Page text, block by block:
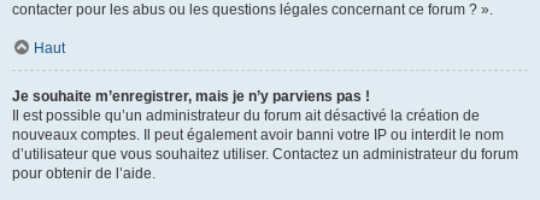
contacter pour les abus ou les questions légales concernant ce forum ? ».
Haut
Je souhaite m’enregistrer, mais je n’y parviens pas !
Il est possible qu’un administrateur du forum ait désactivé la création de
nouveaux comptes. Il peut également avoir banni votre IP ou interdit le nom
d’utilisateur que vous souhaitez utiliser. Contactez un administrateur du forum
pour obtenir de l’aide.